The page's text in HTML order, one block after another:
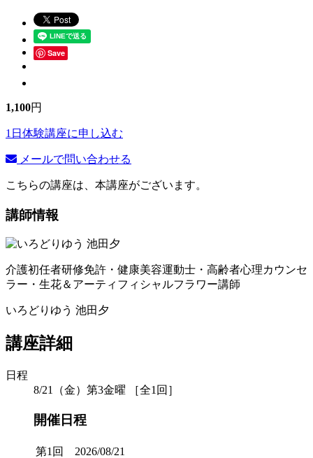
Save
1,100円
1日体験講座に申し込む
メールで問い合わせる
こちらの講座は、本講座がございます。
講師情報
介護初任者研修免許・健康美容運動士・高齢者心理カウンセ
ラー・生花＆アーティフィシャルフラワー講師
いろどりゆう 池田夕
講座詳細
日程
8/21（金）第3金曜 ［全1回］
開催日程
第1回 2026/08/21